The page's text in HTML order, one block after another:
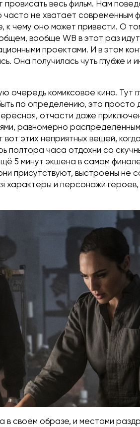
весь фильм. Нам
часто не хватает современным
к чему оно может привести. О
вообще WB в этот раз идут
проектами. И в этом
Она получилась чуть глубже и
очередь комиксовое кино. Тут
по определению, это просто
отчасти даже
равномерно
этих неприятных вещей,
полтора часа отдохни со
5 минут экшена в самом
присутствуют, выстроены не
характеры и персонажи героев,
в своём образе, и местами